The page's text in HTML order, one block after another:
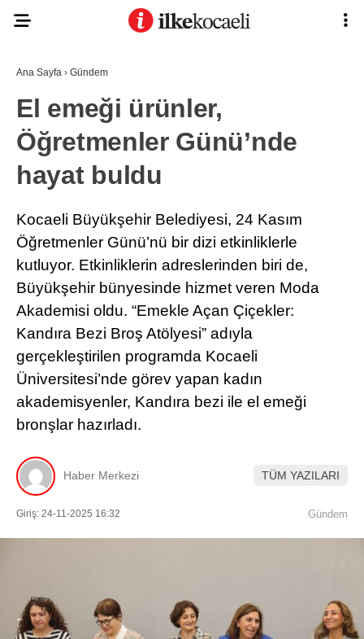
Ana Sayfa › Gündem
El emeği ürünler,
Öğretmenler Günü’nde
hayat buldu
Kocaeli Büyükşehir Belediyesi, 24 Kasım
Öğretmenler Günü’nü bir dizi etkinliklerle
kutluyor. Etkinliklerin adreslerinden biri de,
Büyükşehir bünyesinde hizmet veren Moda
Akademisi oldu. “Emekle Açan Çiçekler:
Kandıra Bezi Broş Atölyesi” adıyla
gerçekleştirilen programda Kocaeli
Üniversitesi’nde görev yapan kadın
akademisyenler, Kandıra bezi ile el emeği
bronşlar hazırladı.
Haber Merkezi TÜM YAZILARI
Giriş: 24-11-2025 16:32 Gündem